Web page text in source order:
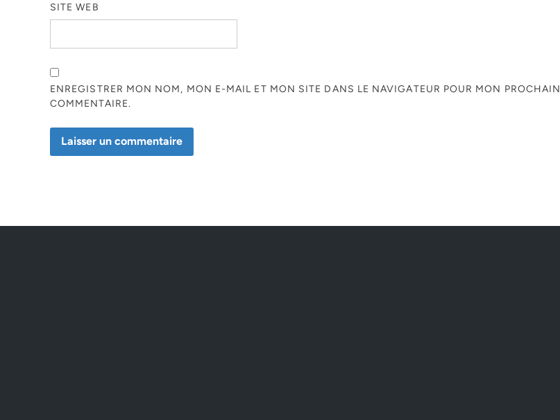
SITE WEB
ENREGISTRER MON NOM, MON E-MAIL ET MON SITE DANS LE NAVIGATEUR POUR MON PROCHAIN
COMMENTAIRE.